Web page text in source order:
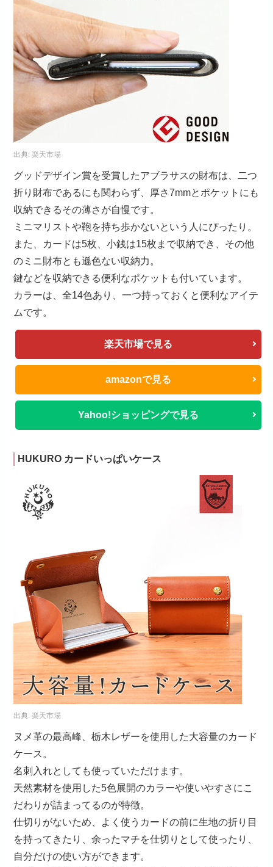
出典:楽天市場
グッドデザイン賞を受賞したアブラサスの財布は、二つ
折り財布であるにも関わらず、厚さ7mmとポケットにも
収納できるその薄さが自慢です。
ミニマリストや鞄を持ち歩かないという人にぴったり。
また、カードは5枚、小銭は15枚まで収納でき、その他
のミニ財布とも遜色ない収納力。
鍵などを収納できる便利なポケットも付いています。
カラーは、全14色あり、一つ持っておくと便利なアイテ
ムです。
楽天市場で見る
amazonで見る
Yahoo!ショッピングで見る
HUKURO カードいっぱいケース
出典:楽天市場
ヌメ革の最高峰、栃木レザーを使用した大容量のカード
ケース。
名刺入れとしても使っていただけます。
天然素材を使用した5色展開のカラーや使いやすさにこ
だわりが詰まってるのが特徴。
仕切りがないため、よく使うカードの前に生地の折り目
を持ってきたり、余ったマチを仕切りとして使ったり、
自分だけの使い方ができます。